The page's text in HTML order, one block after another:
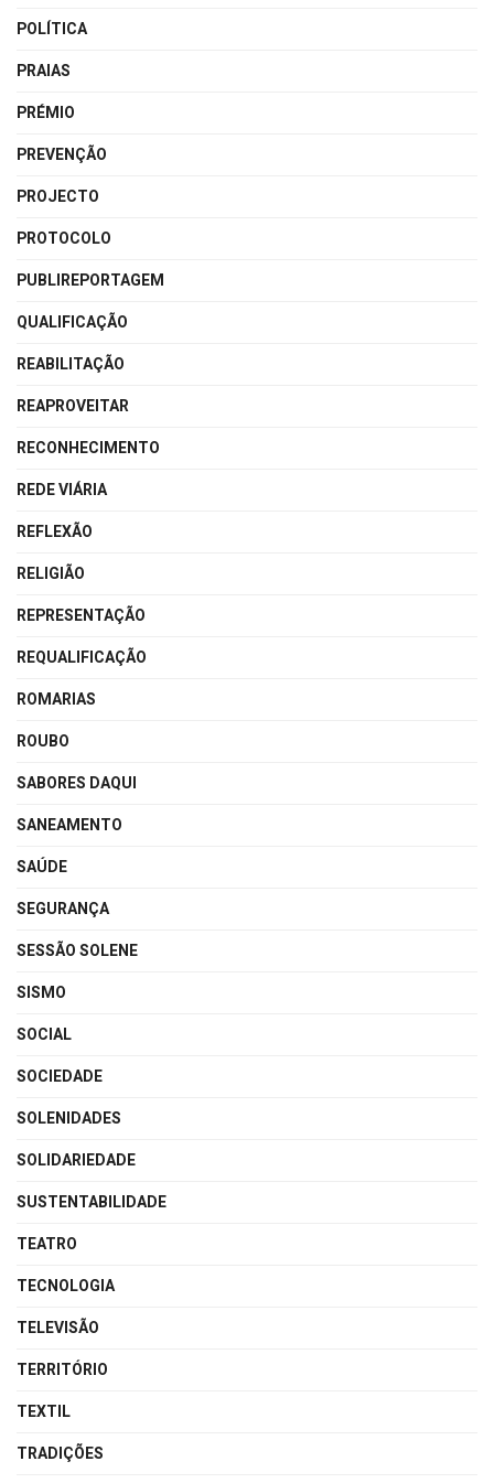
POLÍTICA
PRAIAS
PRÉMIO
PREVENÇÃO
PROJECTO
PROTOCOLO
PUBLIREPORTAGEM
QUALIFICAÇÃO
REABILITAÇÃO
REAPROVEITAR
RECONHECIMENTO
REDE VIÁRIA
REFLEXÃO
RELIGIÃO
REPRESENTAÇÃO
REQUALIFICAÇÃO
ROMARIAS
ROUBO
SABORES DAQUI
SANEAMENTO
SAÚDE
SEGURANÇA
SESSÃO SOLENE
SISMO
SOCIAL
SOCIEDADE
SOLENIDADES
SOLIDARIEDADE
SUSTENTABILIDADE
TEATRO
TECNOLOGIA
TELEVISÃO
TERRITÓRIO
TEXTIL
TRADIÇÕES